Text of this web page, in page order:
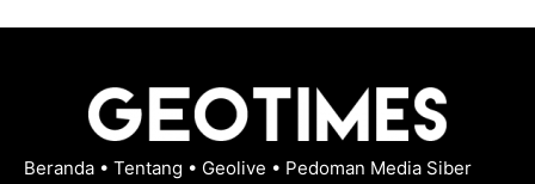
Beranda • Tentang • Geolive • Pedoman Media Siber